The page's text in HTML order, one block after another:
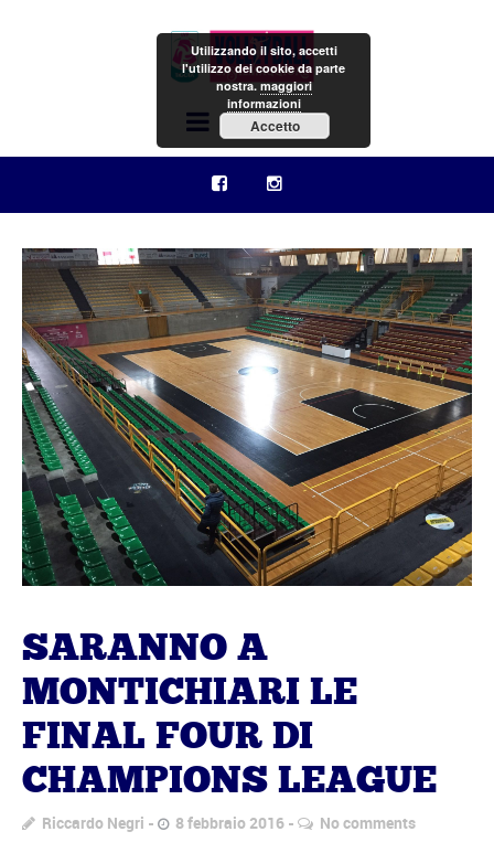
Menu
SARANNO A
MONTICHIARI LE
FINAL FOUR DI
CHAMPIONS LEAGUE
Riccardo Negri 8 febbraio 2016 No comments
Utilizzando il sito, accetti
l'utilizzo dei cookie da parte
nostra.maggiori
informazioni
Accetto